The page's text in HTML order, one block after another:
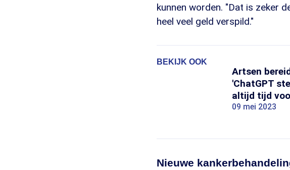
kunnen worden. "Dat is zeker
heel veel geld verspild."
BEKIJK OOK
Artsen
'ChatGPT
altijd tijd
09 mei 2023
Nieuwe